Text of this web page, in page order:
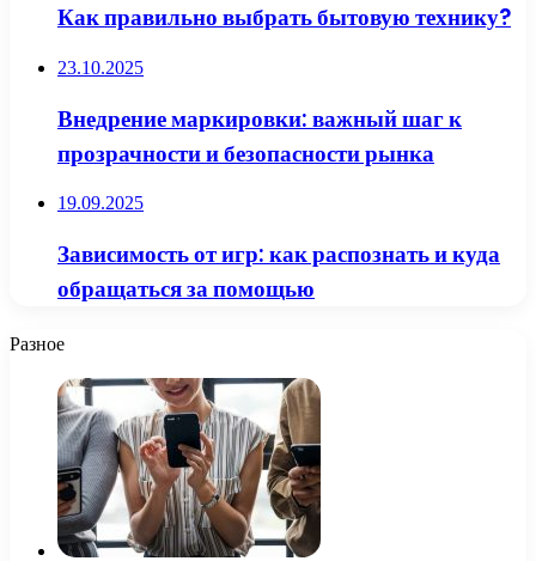
Как правильно выбрать бытовую технику?
23.10.2025
Внедрение маркировки: важный шаг к
прозрачности и безопасности рынка
19.09.2025
Зависимость от игр: как распознать и куда
обращаться за помощью
Разное